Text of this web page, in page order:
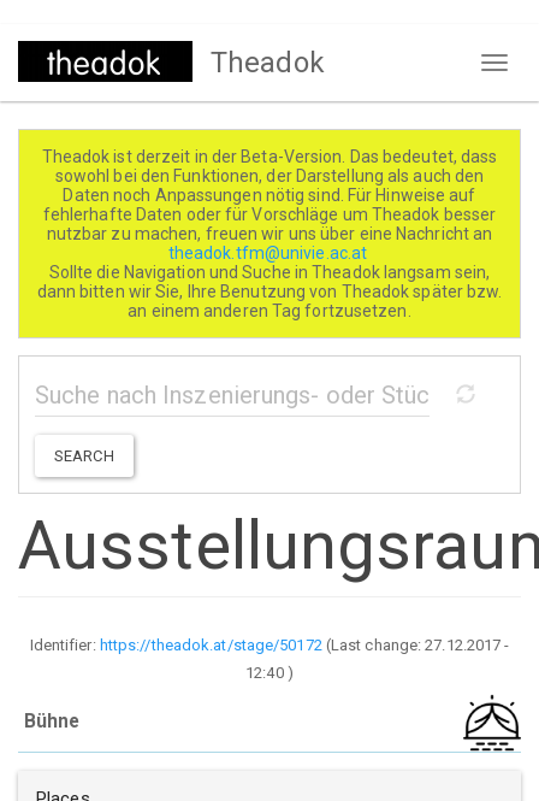
Direkt
Theadok
Theadok ist derzeit in der Beta-Version. Das bedeutet, dass
sowohl bei den Funktionen, der Darstellung als auch den
Daten noch Anpassungen nötig sind. Für Hinweise auf
fehlerhafte Daten oder für Vorschläge um Theadok besser
nutzbar zu machen, freuen wir uns über eine Nachricht an
theadok.tfm@univie.ac.at
Sollte die Navigation und Suche in Theadok langsam sein,
dann bitten wir Sie, Ihre Benutzung von Theadok später bzw.
an einem anderen Tag fortzusetzen.
SEARCH
Identifier: https://theadok.at/stage/50172 (Last change:27.12.2017 -
12:40)
Bühne